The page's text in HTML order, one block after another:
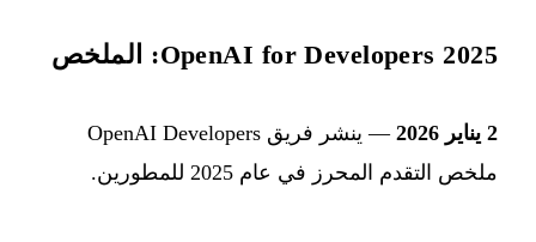
OpenAI for Developers 2025: الملخص
2 يناير 2026
— ينشر فريق OpenAI Developers
ملخص التقدم المحرز في عام 2025 للمطورين.